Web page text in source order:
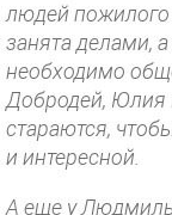
людей пожилого
занята делами,
необходимо
Добродей, Юлия
стараются,
и интересной.
А еще у